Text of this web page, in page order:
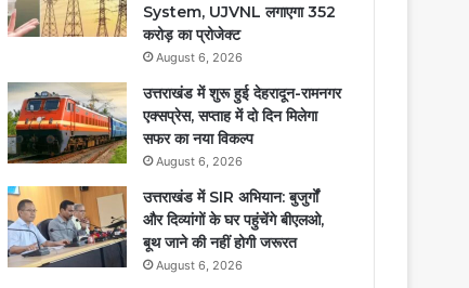
System, UJVNL लगाएगा 352
करोड़ का प्रोजेक्ट
August 6, 2026
उत्तराखंड में शुरू हुई देहरादून-रामनगर
एक्सप्रेस, सप्ताह में दो दिन मिलेगा
सफर का नया विकल्प
August 6, 2026
उत्तराखंड में SIR अभियान: बुजुर्गों
और दिव्यांगों के घर पहुंचेंगे बीएलओ,
बूथ जाने की नहीं होगी जरूरत
August 6, 2026